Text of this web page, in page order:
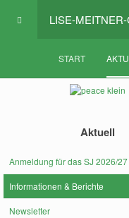
LISE-
START
Aktuell
Anmeldung für das SJ 2026/27
Informationen & Berichte
Newsletter